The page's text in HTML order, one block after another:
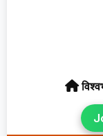
विश्व